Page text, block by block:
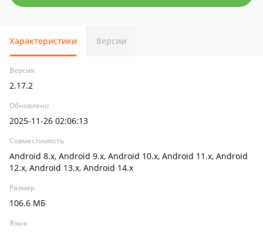
Характеристики Версии
Версия
2.17.2
Обновлено
2025-11-26 02:06:13
Совместимость
Android 8.x, Android 9.x, Android 10.x, Android 11.x, Android
12.x, Android 13.x, Android 14.x
Размер
106.6 МБ
Язык